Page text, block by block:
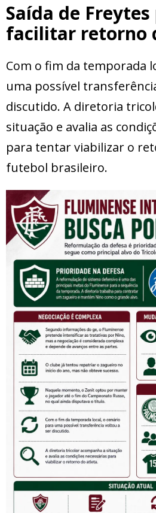
Saída de Freytes
facilitar retorno
Com o fim da temporada
uma possível
discutido. A diretoria
situação e avalia as
para tentar viabilizar o
futebol brasileiro.